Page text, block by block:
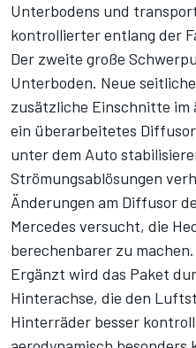
Unterbodens und
kontrollierter entlang der
Der zweite große
Unterboden. Neue
zusätzliche Einschnitte im
ein überarbeitetes
unter dem Auto
Strömungsablösungen
Änderungen am Diffusor
Mercedes versucht, die
berechenbarer zu machen.
Ergänzt wird das Paket
Hinterachse, die den
Hinterräder besser